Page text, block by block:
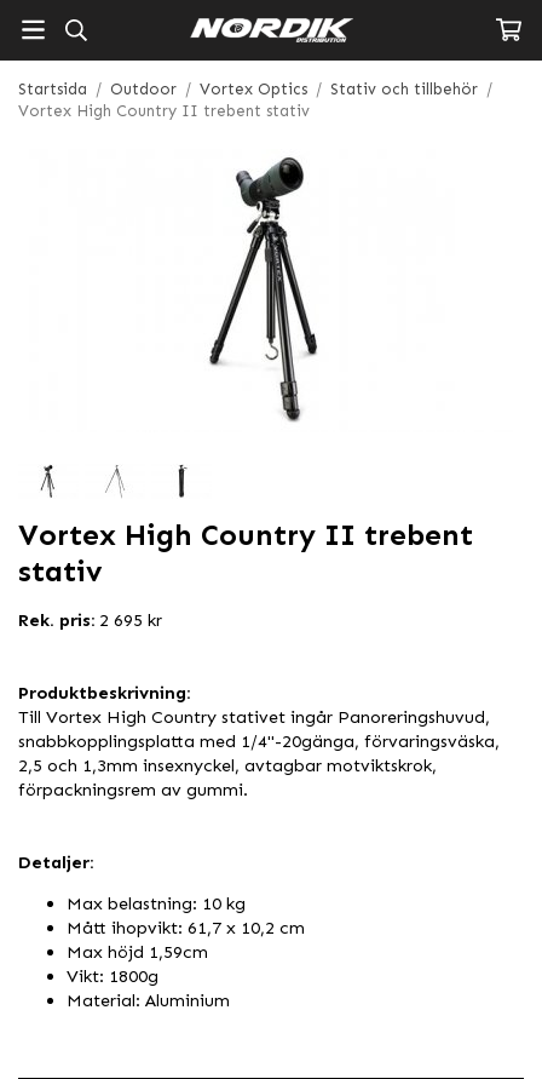
Startsida / Outdoor / Vortex Optics / Stativ och tillbehör /
Vortex High Country II trebent stativ
Vortex High Country II trebent
stativ
Rek. pris: 2 695 kr
Produktbeskrivning:
Till Vortex High Country stativet ingår Panoreringshuvud,
snabbkopplingsplatta med 1/4"-20gänga, förvaringsväska,
2,5 och 1,3mm insexnyckel, avtagbar motviktskrok,
förpackningsrem av gummi.
Detaljer:
Max belastning: 10 kg
Mått ihopvikt: 61,7 x 10,2 cm
Max höjd 1,59cm
Vikt: 1800g
Material: Aluminium